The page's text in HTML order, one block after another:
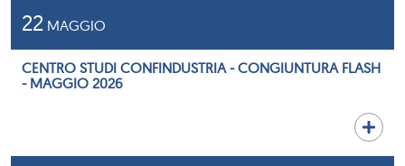
22 MAGGIO
CENTRO STUDI CONFINDUSTRIA - CONGIUNTURA FLASH
- MAGGIO 2026